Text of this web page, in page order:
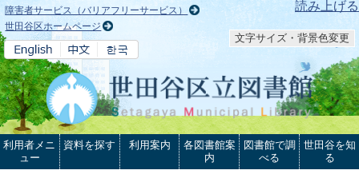
本文へ 読み上げる
障害者サービス（バリアフリーサービス）
世田谷区ホームページ
文字サイズ・背景色変更
利用者メニ
ュー
資料を探す 利用案内
各図書館案
内
図書館で調
べる
世田谷を知
る